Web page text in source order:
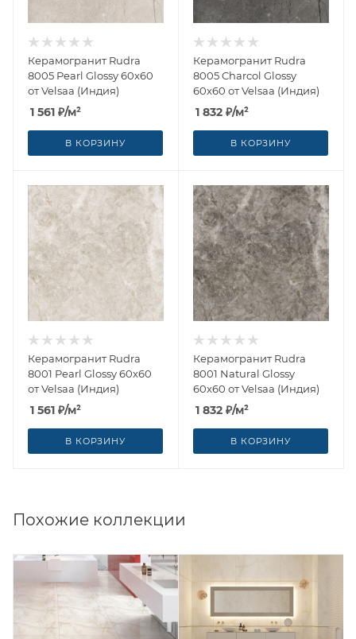
Керамогранит Rudra
8005 Pearl Glossy 60x60
от Velsaa (Индия)
1 561 ₽/м²
В КОРЗИНУ
Керамогранит Rudra
8005 Charcol Glossy
60x60 от Velsaa (Индия)
1 832 ₽/м²
В КОРЗИНУ
Керамогранит Rudra
8001 Pearl Glossy 60x60
от Velsaa (Индия)
1 561 ₽/м²
В КОРЗИНУ
Керамогранит Rudra
8001 Natural Glossy
60x60 от Velsaa (Индия)
1 832 ₽/м²
В КОРЗИНУ
Похожие коллекции